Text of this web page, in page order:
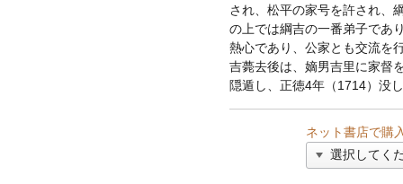
され、松平の家号を許され、
の上では綱吉の一番弟子であ
熱心であり、公家とも交流を
吉薨去後は、嫡男吉里に家督
隠遁し、正徳4年（1714）没
ネット書店で購